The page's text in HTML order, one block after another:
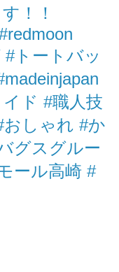
！！
トートバッ
ド #職人技
しゃれ #か
グスグルー
ール高崎 #